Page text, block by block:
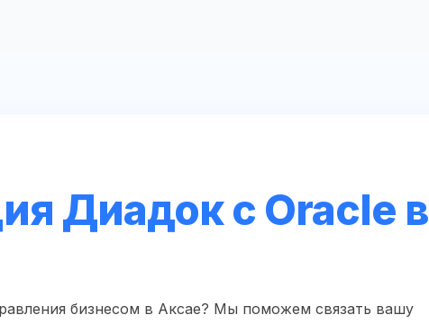
Диадок с Oracle в
бизнесом в Аксае? Мы поможем связать вашу